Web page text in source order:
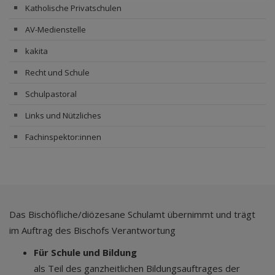
Katholische Privatschulen
AV-Medienstelle
kakita
Recht und Schule
Schulpastoral
Links und Nützliches
Fachinspektor:innen
Das Bischöfliche/diözesane Schulamt übernimmt und trägt
im Auftrag des Bischofs Verantwortung
Für Schule und Bildung
als Teil des ganzheitlichen Bildungsauftrages der